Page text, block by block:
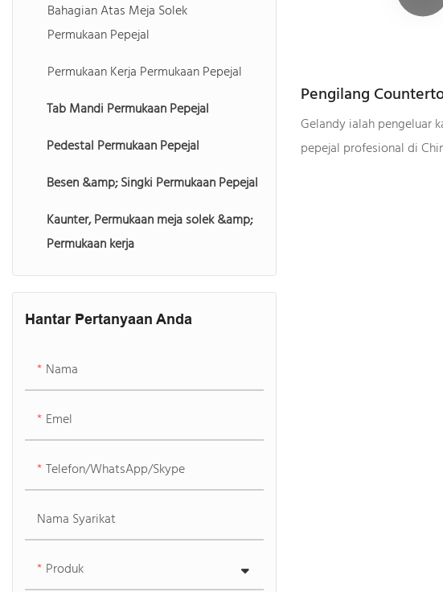
Bahagian Atas Meja Solek
Permukaan Pepejal
Permukaan Kerja Permukaan Pepejal
Tab Mandi Permukaan Pepejal
Pedestal Permukaan Pepejal
Besen &amp; Singki Permukaan Pepejal
Kaunter, Permukaan meja solek &amp;
Permukaan kerja
Hantar Pertanyaan Anda
Nama
Emel
Telefon/WhatsApp/Skype
Nama Syarikat
Produk
Pengilang
Pepejal
Gelandy ialah pengeluar
pepejal profesional di